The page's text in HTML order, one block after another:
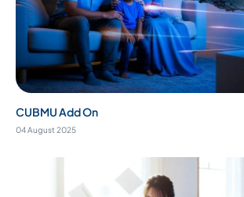
CUBMU Add On
04 August 2025